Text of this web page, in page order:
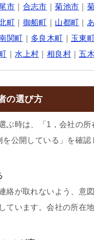
市 合志市 ｜菊池市
町 御船町 山都町
関町 多良木町 玉東
水上村 相良村 五
の選び方
ぶ時は、「1，会社の
公開している」を確認
絡が取れないよう、意
ています。会社の所在